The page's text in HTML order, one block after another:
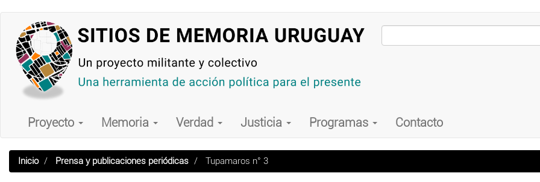
contenido
principal
Main
navigation
Proyecto Memoria Verdad Justicia Programas Contacto
Inicio Prensa y publicaciones periódicas Tupamaros n° 3